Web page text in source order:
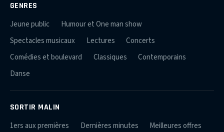
GENRES
Jeune public
Humour et One man show
Spectacles musicaux
Lectures
Concerts
Comédies et boulevard
Classiques
Contemporains
Danse
SORTIR MALIN
1ers aux premières Dernières minutes
Meilleures offres